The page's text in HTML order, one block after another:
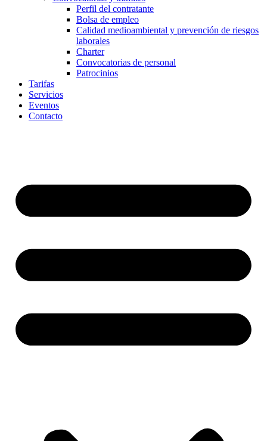
Perfil del contratante
Bolsa de empleo
Calidad medioambiental y prevención de riesgos
laborales
Charter
Convocatorias de personal
Patrocinios
Tarifas
Servicios
Eventos
Contacto